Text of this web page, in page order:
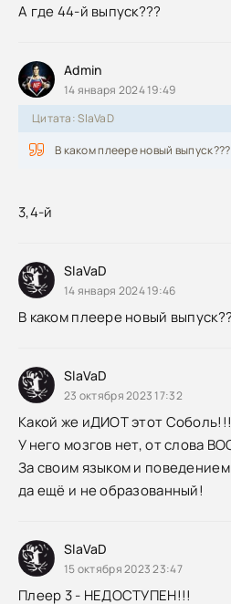
А где 44-й выпуск???
Admin
14 января 2024 19:49
Цитата: SlaVaD
В каком плеере новый выпуск???
3,4-й
SlaVaD
14 января 2024 19:46
В каком плеере новый
SlaVaD
23 октября 2023 17:32
Какой же иДИОТ этот Соболь!!!
У него мозгов нет, от слова
За своим языком и
да ещё и не образованный!
SlaVaD
15 октября 2023 23:47
Плеер 3 - НЕДОСТУПЕН!!!